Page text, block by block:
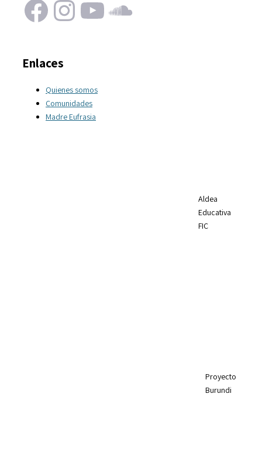
Facebook
Instagram
YouTube
SoundCloud
Enlaces
Quienes somos
Comunidades
Madre Eufrasia
Aldea
Educativa
FIC
Proyecto
Burundi